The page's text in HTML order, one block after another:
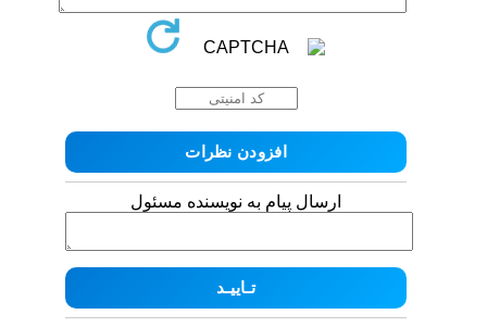
ارسال پیام به نویسنده مسئول